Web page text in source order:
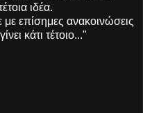
ιδέα.
επίσημες ανακοινώσεις
κάτι τέτοιο..."